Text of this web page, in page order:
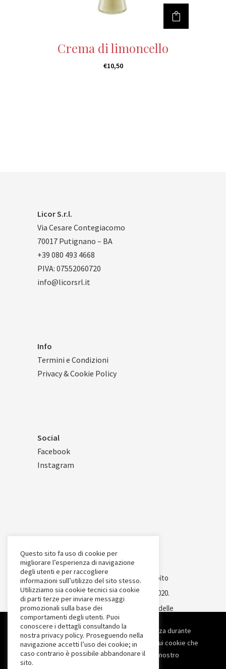
Crema di limoncello
€10,50
Licor S.r.l.
Via Cesare Contegiacomo
70017 Putignano – BA
+39 080 493 4668
PIVA: 07552060720
info@licorsrl.it
Info
Termini e Condizioni
Privacy & Cookie Policy
Social
Facebook
Instagram
Intervento cofinanziato nell’ambito
del POR Puglia FESR-FSE 2014-2020.
Asse Prioritario III - Competitività delle
piccolo e medie imprese - Azione 3.7-
SUB-Azione 3.7a -
AVVISO INNOPROCESS - Interventi di
Utilizziamo i cookie per migliorare la tua esperienza durante
l'utilizzo del nostro sito web. Per saperne di più sui cookie che
utilizziamo e sui dati che raccogliamo, controlla il nostro
Impostazioni Privacy
Questo sito fa uso di cookie per
migliorare l’esperienza di navigazione
degli utenti e per raccogliere
informazioni sull’utilizzo del sito stesso.
Utilizziamo sia cookie tecnici sia cookie
di parti terze per inviare messaggi
promozionali sulla base dei
comportamenti degli utenti. Puoi
conoscere i dettagli consultando la
nostra privacy policy. Proseguendo nella
navigazione accetti l’uso dei cookie; in
caso contrario è possibile abbandonare il
sito.
CHIUSURA ESTIVA
Ti informiamo che l’azienda
rimarrà chiusa dal 13 al 31 agosto
2026.